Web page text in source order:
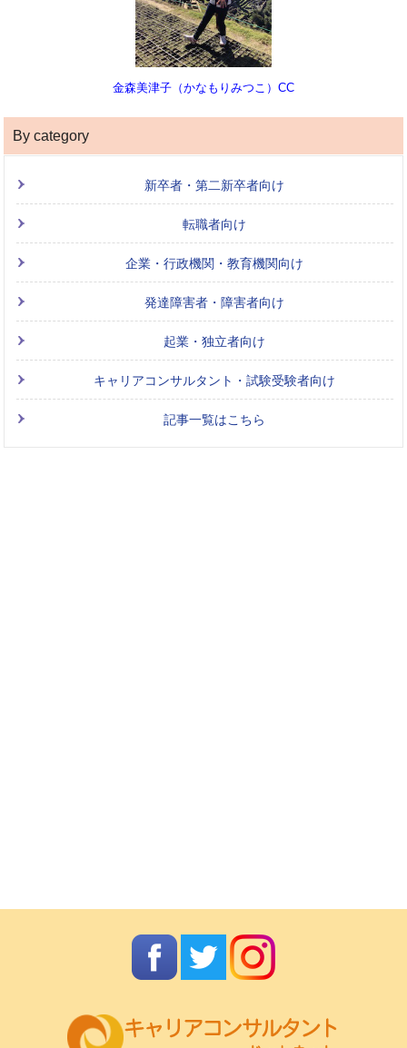
金森美津子（かなもりみつこ）CC
By category
新卒者・第二新卒者向け
転職者向け
企業・行政機関・教育機関向け
発達障害者・障害者向け
起業・独立者向け
キャリアコンサルタント・試験受験者向け
記事一覧はこちら